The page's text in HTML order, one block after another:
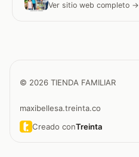
Ver sitio web completo →
© 2026 TIENDA FAMILIAR
maxibellesa.treinta.co
Creado conTreinta